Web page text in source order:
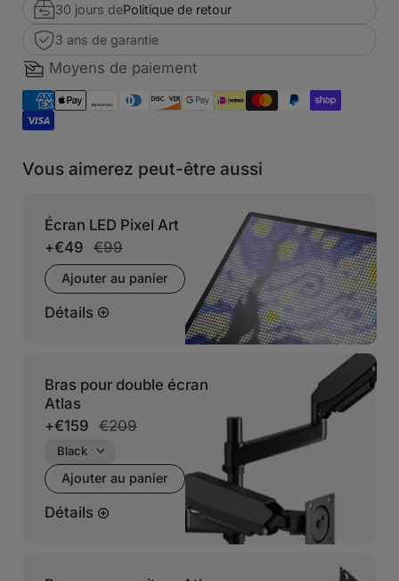
30 jours dePolitique de retour
3 ans de garantie
Moyens de paiement
Vous aimerez peut-être aussi
Écran LED Pixel Art
+€49 €99
Ajouter au panier
Détails
Bras pour double écran
Atlas
+€159 €209
Ajouter au panier
Détails